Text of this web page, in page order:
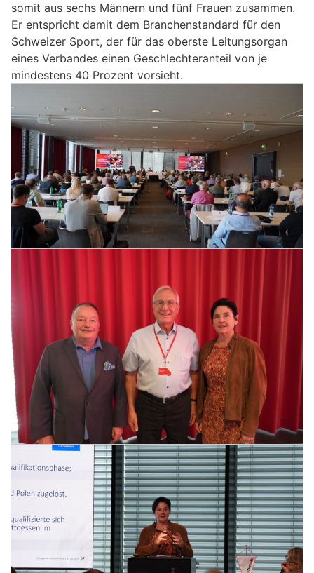
somit aus sechs Männern und fünf Frauen zusammen.
Er entspricht damit dem Branchenstandard für den
Schweizer Sport, der für das oberste Leitungsorgan
eines Verbandes einen Geschlechteranteil von je
mindestens 40 Prozent vorsieht.